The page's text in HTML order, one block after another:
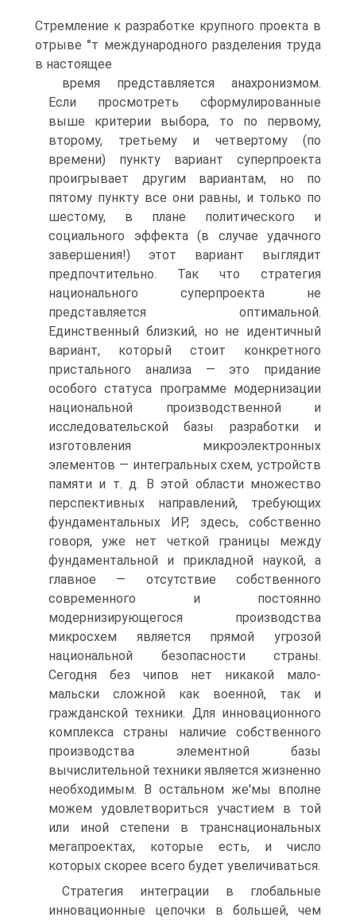
Стремление к разработке крупного проекта в
отрыве °т международного разделения труда
в настоящее
время представляется анахронизмом.
Если просмотреть сформулированные
выше критерии выбора, то по первому,
второму, третьему и четвертому (по
времени) пункту вариант суперпроекта
проигрывает другим вариантам, но по
пятому пункту все они равны, и только по
шестому, в плане политического и
социального эффекта (в случае удачного
завершения!) этот вариант выглядит
предпочтительно. Так что стратегия
национального суперпроекта не
представляется оптимальной.
Единственный близкий, но не идентичный
вариант, который стоит конкретного
пристального анализа — это придание
особого статуса программе модернизации
национальной производственной и
исследовательской базы разработки и
изготовления микроэлектронных
элементов — интегральных схем, устройств
памяти и т. д. В этой области множество
перспективных направлений, требующих
фундаментальных ИР, здесь, собственно
говоря, уже нет четкой границы между
фундаментальной и прикладной наукой, а
главное — отсутствие собственного
современного и постоянно
модернизирующегося производства
микросхем является прямой угрозой
национальной безопасности страны.
Сегодня без чипов нет никакой мало-
мальски сложной как военной, так и
гражданской техники. Для инновационного
комплекса страны наличие собственного
производства элементной базы
вычислительной техники является жизненно
необходимым. В остальном же'мы вполне
можем удовлетвориться участием в той
или иной степени в транснациональных
мегапроектах, которые есть, и число
которых скорее всего будет увеличиваться.
Стратегия интеграции в глобальные
инновационные цепочки в большей, чем